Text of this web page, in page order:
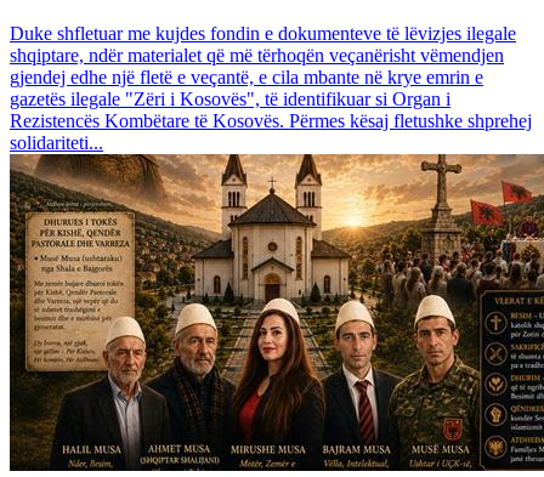
Duke shfletuar me kujdes fondin e dokumenteve të lëvizjes ilegale
shqiptare, ndër materialet që më tërhoqën veçanërisht vëmendjen
gjendej edhe një fletë e veçantë, e cila mbante në krye emrin e
gazetës ilegale "Zëri i Kosovës", të identifikuar si Organ i
Rezistencës Kombëtare të Kosovës. Përmes kësaj fletushke shprehej
solidariteti...